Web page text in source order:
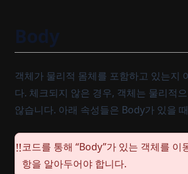
Body
객체가 물리적 몸체를 포함하고 있는지
다. 체크되지 않은 경우, 객체는 물리적
않습니다. 아래 속성들은 Body가 있을
️‼️코드를 통해 “Body”가 있는 객체를 이
항을 알아두어야 합니다.